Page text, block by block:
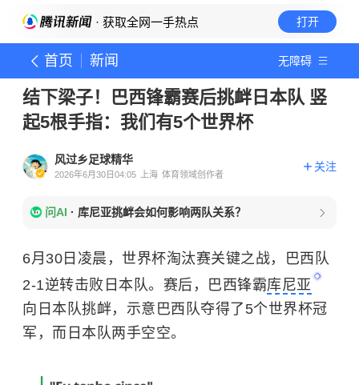
· 获取全网一手热点 打开
首页 新闻 无障碍
结下梁子！巴西锋霸赛后挑衅日本队 竖
起5根手指：我们有5个世界杯
风过乡足球精华
2026年6月30日04:05 上海 体育领域创作者
关注
问AI · 库尼亚挑衅会如何影响两队关系？
6月30日凌晨，世界杯淘汰赛关键之战，巴西队
2-1逆转击败日本队。赛后，巴西锋霸库尼亚
向日本队挑衅，示意巴西队夺得了5个世界杯冠
军，而日本队两手空空。